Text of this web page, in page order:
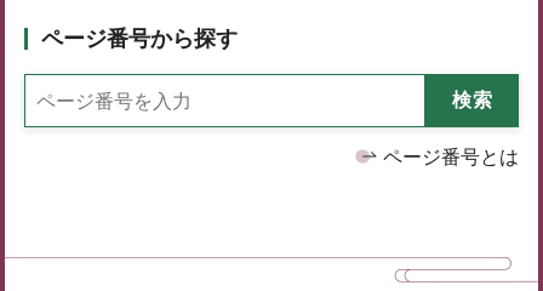
ページ番号から探す
ページ番号とは